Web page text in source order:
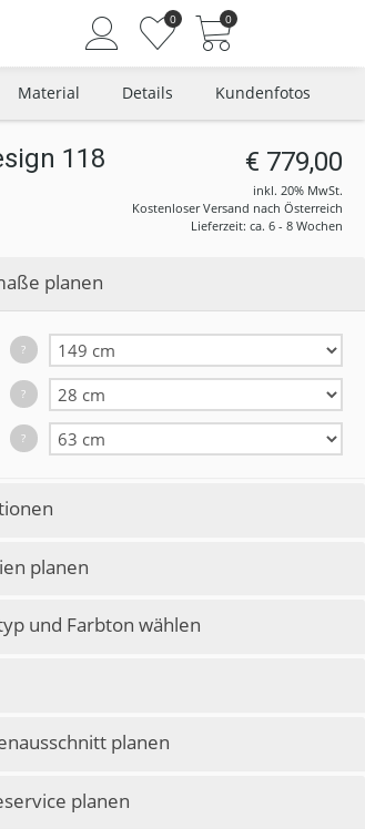
0 0
Material Details Kundenfotos
118
€ 779,00
inkl. 20% MwSt.
Kostenloser Versand nach Österreich
Lieferzeit: ca. 6 - 8 Wochen
planen
?
?
?
planen
und Farbton wählen
planen
planen